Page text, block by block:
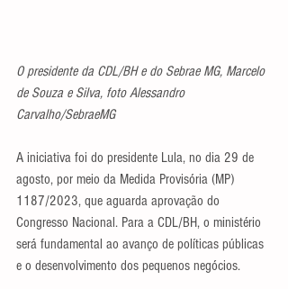
O presidente da CDL/BH e do Sebrae MG, Marcelo
de Souza e Silva, foto Alessandro
Carvalho/SebraeMG
A iniciativa foi do presidente Lula, no dia 29 de
agosto, por meio da Medida Provisória (MP)
1187/2023, que aguarda aprovação do
Congresso Nacional. Para a CDL/BH, o ministério
será fundamental ao avanço de políticas públicas
e o desenvolvimento dos pequenos negócios.